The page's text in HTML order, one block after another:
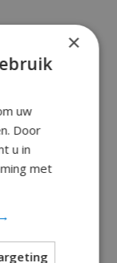
×
uw
Door
u in
met